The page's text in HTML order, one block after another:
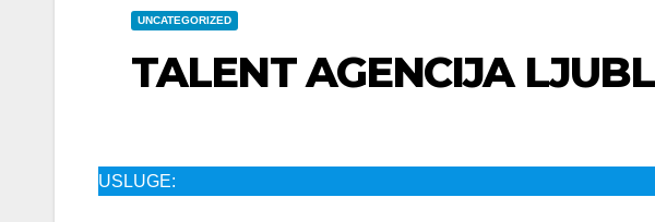
UNCATEGORIZED
TALENT AGENCIJA
USLUGE: